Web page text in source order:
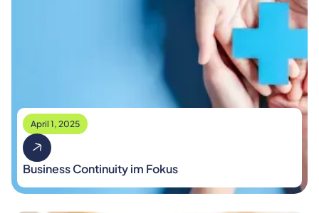
April 1, 2025
Business Continuity im Fokus